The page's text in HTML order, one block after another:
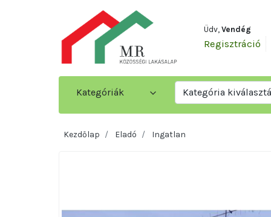
Üdv, Vendég
Regisztráció
Kategóriák Kategória
Kezdőlap Eladó Ingatlan